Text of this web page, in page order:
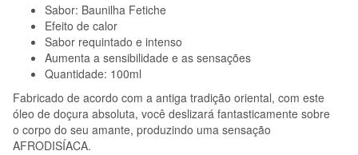
Sabor: Baunilha Fetiche
Efeito de calor
Sabor requintado e intenso
Aumenta a sensibilidade e as sensações
Quantidade: 100ml
Fabricado de acordo com a antiga tradição oriental, com este
óleo de doçura absoluta, você deslizará fantasticamente sobre
o corpo do seu amante, produzindo uma sensação
AFRODISÍACA.